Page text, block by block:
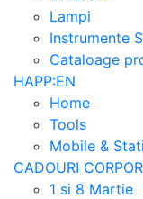
Lampi
Instrumente
Cataloage
HAPP:EN
Home
Tools
Mobile &
CADOURI
1 si 8 Martie